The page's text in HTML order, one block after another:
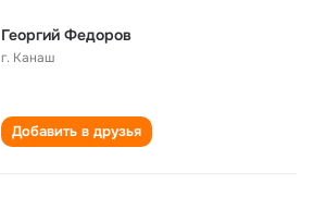
Георгий Федоров
г. Канаш
Добавить в друзья